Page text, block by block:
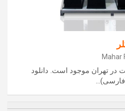
Mahar
در تهران موجود است. دانلود
(فارسی)…